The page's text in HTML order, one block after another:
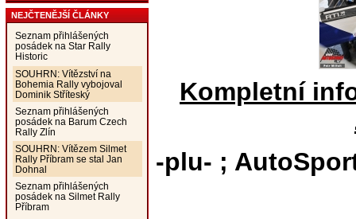
NEJČTENĚJŠÍ ČLÁNKY
Seznam přihlášených
posádek na Star Rally
Historic
SOUHRN: Vítězství na
Bohemia Rally vybojoval
Dominik Stříteský
Seznam přihlášených
posádek na Barum Czech
Rally Zlín
SOUHRN: Vítězem Silmet
Rally Příbram se stal Jan
Dohnal
Seznam přihlášených
posádek na Silmet Rally
Příbram
Kompletní
-plu- ;